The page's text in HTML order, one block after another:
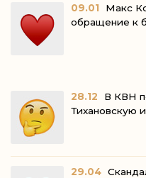
09.01
Макс
28.12
В КВН
29.04